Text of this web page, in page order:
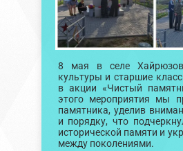
8 мая в селе
культуры и старшие
в акции «Чистый
этого мероприятия мы
памятника, уделив
и порядку, что
исторической памяти и
между поколениями.